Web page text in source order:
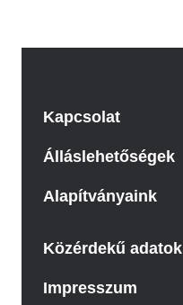
Kapcsolat
Álláslehetőségek
Alapítványaink
Közérdekű adatok
Impresszum